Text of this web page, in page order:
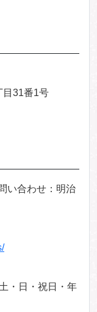
31番1号
い合わせ：明治
・日・祝日・年